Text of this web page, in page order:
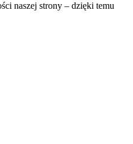
naszej strony – dzięki temu